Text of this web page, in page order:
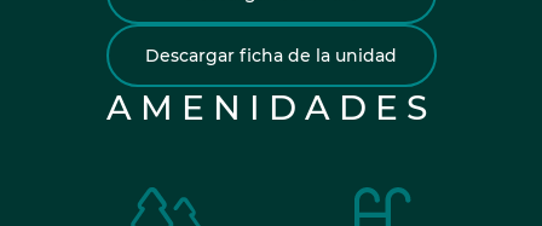
Descargar ficha de la unidad
AMENIDADES